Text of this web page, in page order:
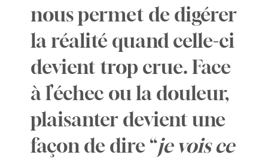
nous permet de digérer
la réalité quand celle-ci
devient trop crue. Face
à l’échec ou la douleur,
plaisanter devient une
façon de dire “je vois ce